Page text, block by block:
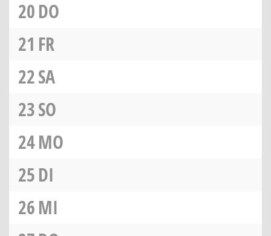
20DO
21 FR
22SA
23SO
24MO
25DI
26MI